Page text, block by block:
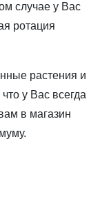
случае у Вас
ротация
растения и
у Вас всегда
в магазин